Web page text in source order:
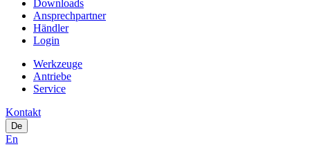
Downloads
Ansprechpartner
Händler
Login
Werkzeuge
Antriebe
Service
Kontakt
De
En